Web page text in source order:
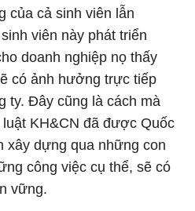
của cả sinh viên lẫn
viên này phát triển
doanh nghiệp nọ thấy
có ảnh hưởng trực tiếp
ty. Đây cũng là cách mà
KH&CN đã được Quốc
xây dựng qua những con
công việc cụ thể, sẽ có
vững.